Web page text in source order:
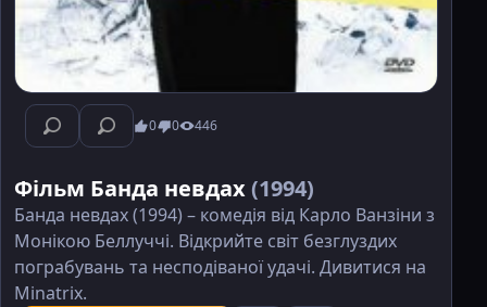
0 0 446
Фільм Банда невдах(1994)
Банда невдах (1994) – комедія від Карло Ванзіни з
Монікою Беллуччі. Відкрийте світ безглуздих
пограбувань та несподіваної удачі. Дивитися на
Minatrix.